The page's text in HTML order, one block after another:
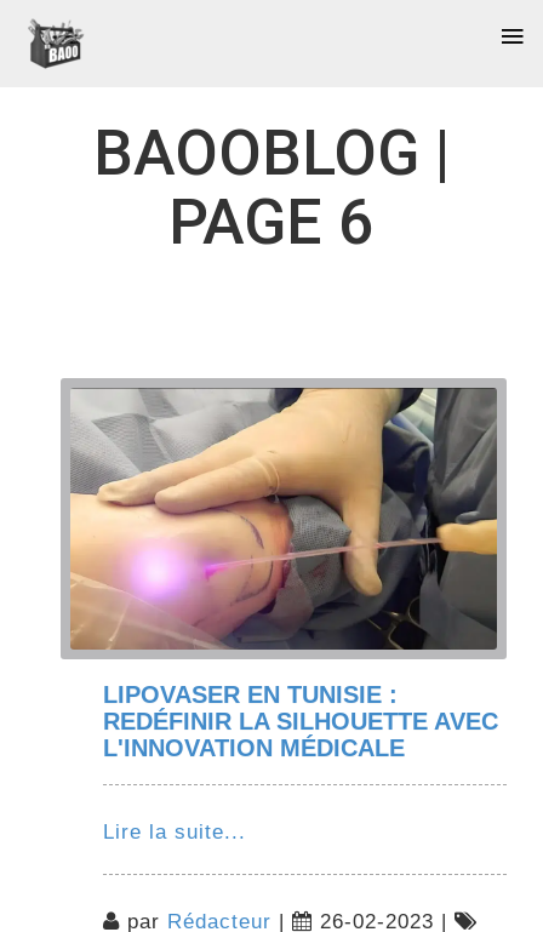
BAOOBLOG |
PAGE 6
LIPOVASER EN TUNISIE :
REDÉFINIR LA SILHOUETTE AVEC
L'INNOVATION MÉDICALE
Lire la suite...
par Rédacteur |
26-02-2023 |